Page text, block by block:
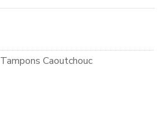
Tampons Caoutchouc